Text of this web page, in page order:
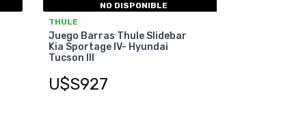
NO DISPONIBLE
THULE
Juego Barras Thule Slidebar
Kia Sportage IV- Hyundai
Tucson III
U$S927